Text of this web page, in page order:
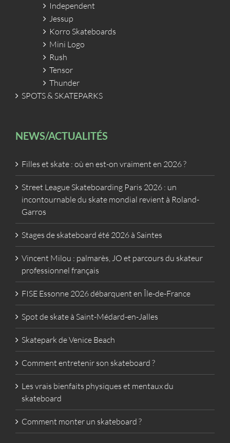
Independent
Jessup
Korro Skateboards
Mini Logo
Rush
Tensor
Thunder
SPOTS & SKATEPARKS
NEWS/ACTUALITÉS
Filles et skate : où en est-on vraiment en 2026 ?
Street League Skateboarding Paris 2026 : un
incontournable du skate mondial revient à Roland-
Garros
Stages de skateboard été 2026 à Saintes
Vincent Milou : palmarès, JO et parcours du skateur
professionnel français
FISE Essonne 2026 débarquent en Île-de-France
Spot de skate à Saint-Médard-en-Jalles
Skatepark de Venice Beach
Comment entretenir son skateboard ?
Les vrais bienfaits physiques et mentaux du
skateboard
Comment monter un skateboard ?